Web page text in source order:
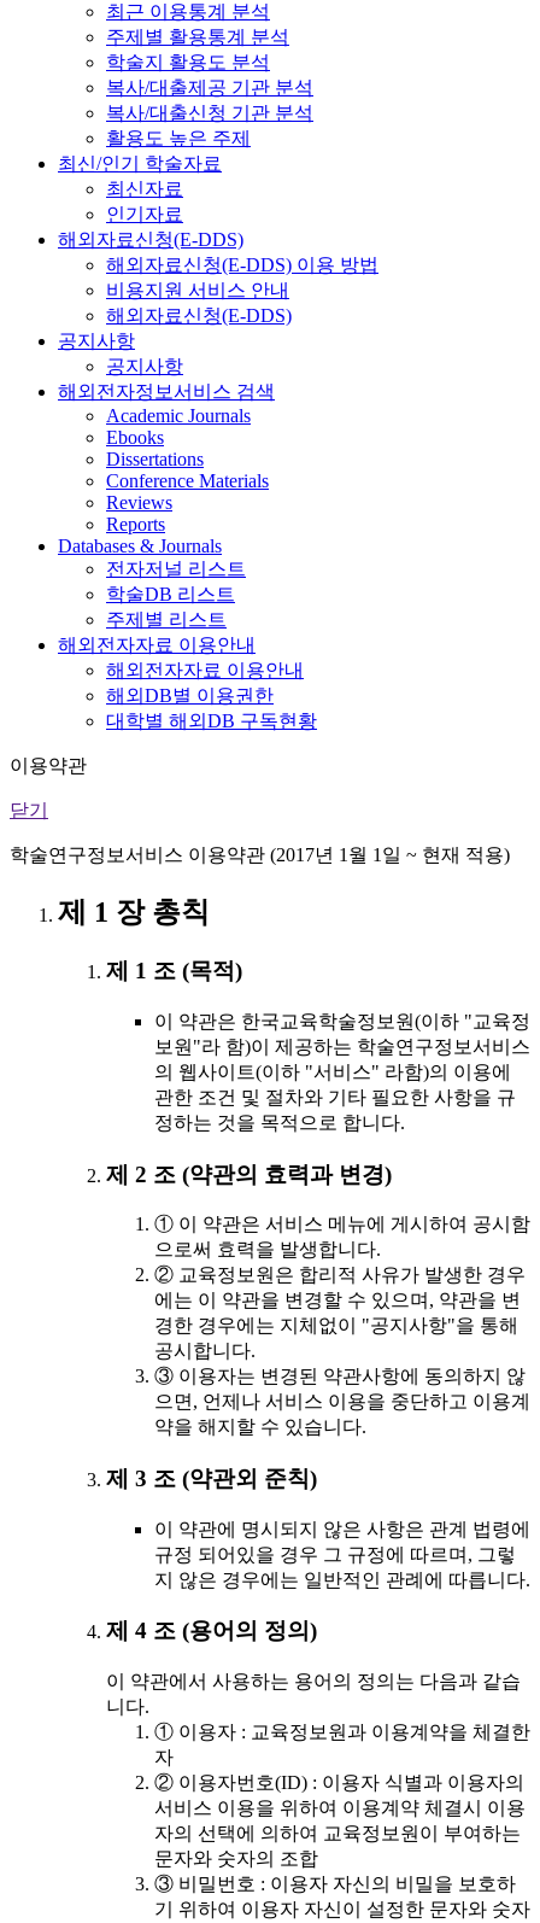
최근 이용통계 분석
주제별 활용통계 분석
학술지 활용도 분석
복사/대출제공 기관 분석
복사/대출신청 기관 분석
활용도 높은 주제
최신/인기 학술자료
최신자료
인기자료
해외자료신청(E-DDS)
해외자료신청(E-DDS) 이용 방법
비용지원 서비스 안내
해외자료신청(E-DDS)
공지사항
공지사항
해외전자정보서비스 검색
Academic Journals
Ebooks
Dissertations
Conference Materials
Reviews
Reports
Databases & Journals
전자저널 리스트
학술DB 리스트
주제별 리스트
해외전자자료 이용안내
해외전자자료 이용안내
해외DB별 이용권한
대학별 해외DB 구독현황
이용약관
닫기
학술연구정보서비스 이용약관 (2017년 1월 1일 ~ 현재 적용)
제 1 장 총칙
제 1 조 (목적)
이 약관은 한국교육학술정보원(이하 "교육정
보원"라 함)이 제공하는 학술연구정보서비스
의 웹사이트(이하 "서비스" 라함)의 이용에
관한 조건 및 절차와 기타 필요한 사항을 규
정하는 것을 목적으로 합니다.
제 2 조 (약관의 효력과 변경)
① 이 약관은 서비스 메뉴에 게시하여 공시함
으로써 효력을 발생합니다.
② 교육정보원은 합리적 사유가 발생한 경우
에는 이 약관을 변경할 수 있으며, 약관을 변
경한 경우에는 지체없이 "공지사항"을 통해
공시합니다.
③ 이용자는 변경된 약관사항에 동의하지 않
으면, 언제나 서비스 이용을 중단하고 이용계
약을 해지할 수 있습니다.
제 3 조 (약관외 준칙)
이 약관에 명시되지 않은 사항은 관계 법령에
규정 되어있을 경우 그 규정에 따르며, 그렇
지 않은 경우에는 일반적인 관례에 따릅니다.
제 4 조 (용어의 정의)
이 약관에서 사용하는 용어의 정의는 다음과 같습
니다.
① 이용자 : 교육정보원과 이용계약을 체결한
자
② 이용자번호(ID) : 이용자 식별과 이용자의
서비스 이용을 위하여 이용계약 체결시 이용
자의 선택에 의하여 교육정보원이 부여하는
문자와 숫자의 조합
③ 비밀번호 : 이용자 자신의 비밀을 보호하
기 위하여 이용자 자신이 설정한 문자와 숫자